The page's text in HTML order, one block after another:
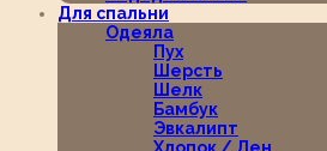
Для спальни
Одеяла
Пух
Шерсть
Шелк
Бамбук
Эвкалипт